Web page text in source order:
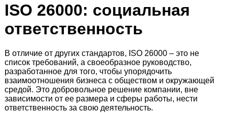
ISO 26000: социальная
ответственность
В отличие от других стандартов, ISO 26000 – это не
список требований, а своеобразное руководство,
разработанное для того, чтобы упорядочить
взаимоотношения бизнеса с обществом и окружающей
средой. Это добровольное решение компании, вне
зависимости от ее размера и сферы работы, нести
ответственность за свою деятельность.